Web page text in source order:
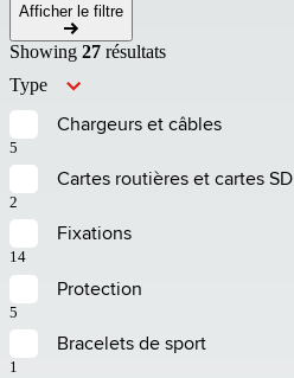
Afficher le filtre
Showing 27 résultats
Type
Chargeurs et câbles
5
Cartes routières et cartes SD
2
Fixations
14
Protection
5
Bracelets de sport
1